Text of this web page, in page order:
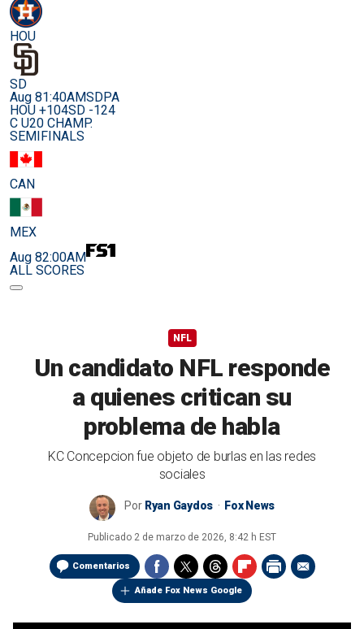
HOU
SD
Aug 81:40AMSDPA
HOU +104SD -124
C U20 CHAMP.
SEMIFINALS
CAN
MEX
Aug 82:00AM
ALL SCORES
NFL
Un candidato NFL responde
a quienes critican su
problema de habla
KC Concepcion fue objeto de burlas en las redes
sociales
Por Ryan Gaydos Fox News
Publicado 2 de marzo de 2026, 8:42 h EST
Comentarios
Añade Fox News Google